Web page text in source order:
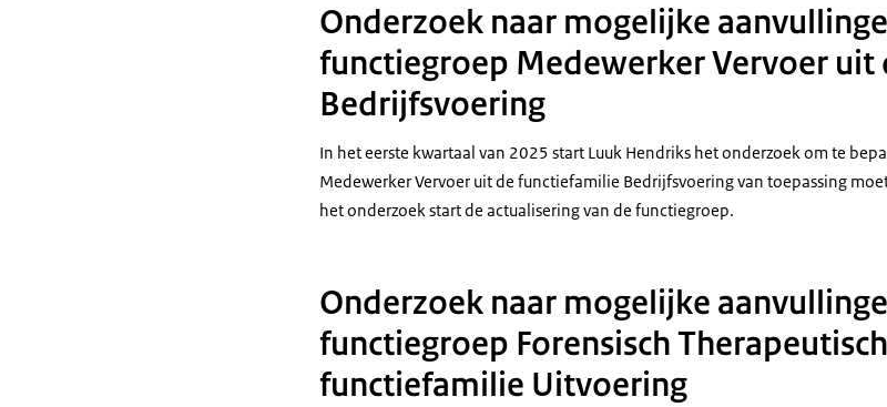
Onderzoek naar mogelijke
functiegroep Medewerker Vervoer
Bedrijfsvoering
In het eerste kwartaal van 2025 start Luuk Hendriks het onderzoek om te
Medewerker Vervoer uit de functiefamilie Bedrijfsvoering van toepassing
het onderzoek start de actualisering van de functiegroep.
Onderzoek naar mogelijke
functiegroep Forensisch
functiefamilie Uitvoering